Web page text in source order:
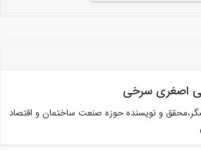
اصغری سرخی
و نویسنده حوزه صنعت ساختمان و اقتصاد